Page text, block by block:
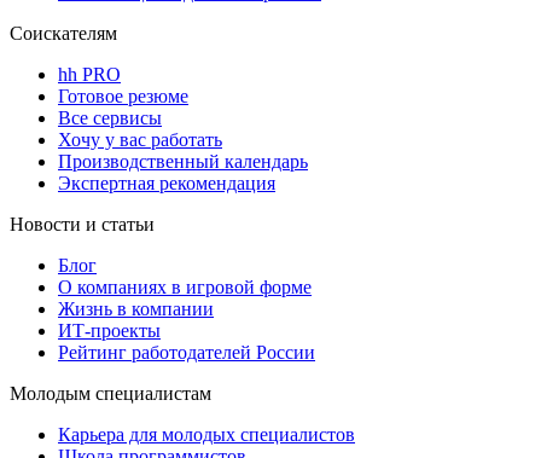
Соискателям
hh PRO
Готовое резюме
Все сервисы
Хочу у вас работать
Производственный календарь
Экспертная рекомендация
Новости и статьи
Блог
О компаниях в игровой форме
Жизнь в компании
ИТ-проекты
Рейтинг работодателей России
Молодым специалистам
Карьера для молодых специалистов